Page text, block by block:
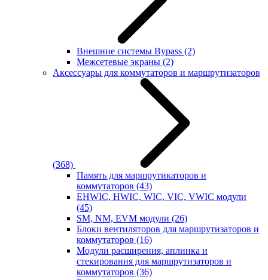
Внешние системы Bypass (2)
Межсетевые экраны (2)
Аксессуары для коммутаторов и маршрутизаторов
(368)
Память для маршрутикаторов и
коммутаторов (43)
EHWIC, HWIC, WIC, VIC, VWIC модули
(45)
SM, NM, EVM модули (26)
Блоки вентиляторов для маршрутизаторов и
коммутаторов (16)
Модули расширения, аплинка и
стекирования для маршрутизаторов и
коммутаторов (36)